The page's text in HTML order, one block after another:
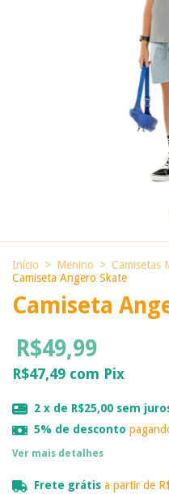
Início > Menino > Camisetas
Camiseta Angero Skate
Camiseta
R$49,99
R$47,49 com Pix
2 x de R$25,00 sem
5% de desconto
Ver mais detalhes
Frete grátis a partir de